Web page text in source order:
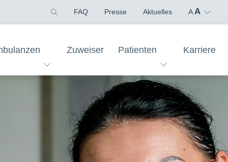
FAQ Presse Aktuelles A A
Zuweiser Patienten Karriere